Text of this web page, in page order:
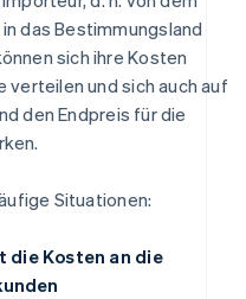
das Bestimmungsland
sich ihre Kosten
und sich auch auf
den Endpreis für die
Situationen:
die Kosten an die